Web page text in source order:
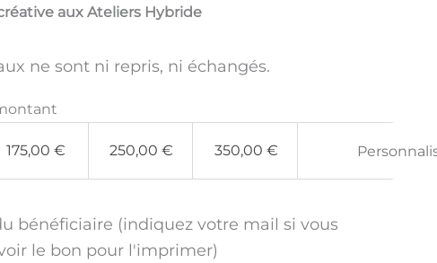
aux Ateliers Hybride
ne sont ni repris, ni échangés.
175,00€ 250,00€ 350,00 €
bénéficiaire (indiquez votre mail si vous
le bon pour l'imprimer)